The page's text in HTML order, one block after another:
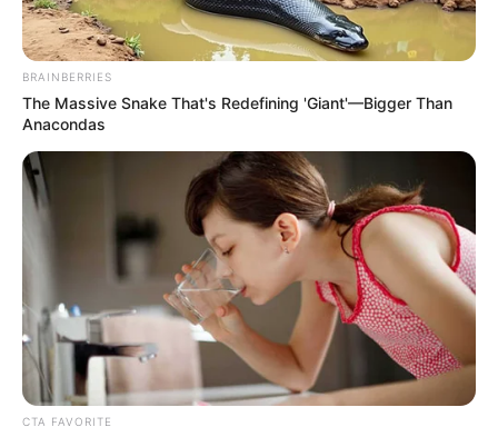
BRAINBERRIES
The Massive Snake That's Redefining 'Giant'—Bigger Than
Anacondas
CTA FAVORITE